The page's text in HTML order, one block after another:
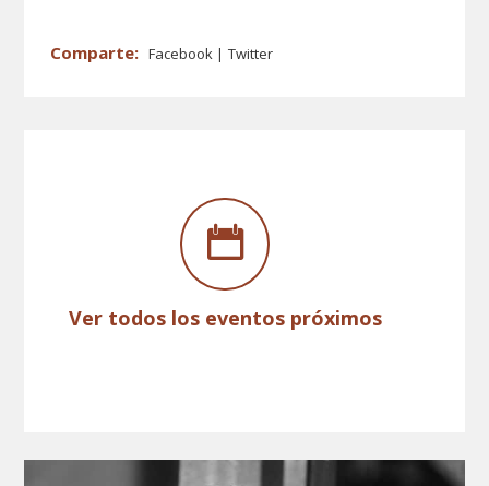
Facebook Twitter
Ver todos los eventos próximos